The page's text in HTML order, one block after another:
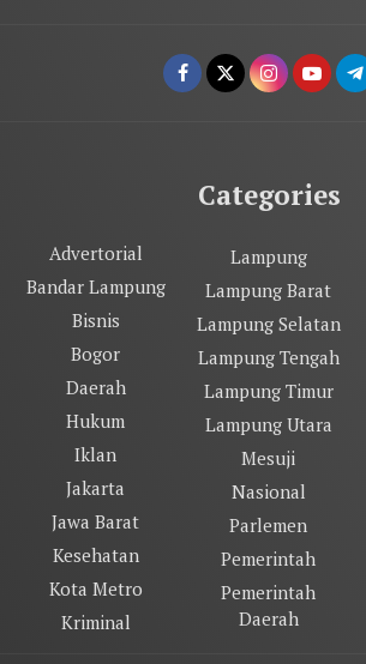
Categories
Advertorial
Bandar Lampung
Bisnis
Bogor
Daerah
Hukum
Iklan
Jakarta
Jawa Barat
Kesehatan
Kota Metro
Kriminal
Lampung
Lampung Barat
Lampung Selatan
Lampung Tengah
Lampung Timur
Lampung Utara
Mesuji
Nasional
Parlemen
Pemerintah
Pemerintah
Daerah